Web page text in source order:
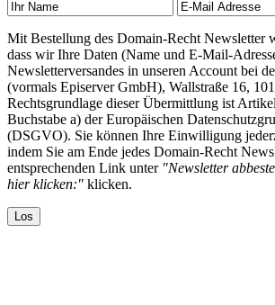
Mit Bestellung des Domain-Recht Newsletter
dass wir Ihre Daten (Name und E-Mail-
Newsletterversandes in unseren Account bei
(vormals Episerver GmbH), Wallstraße 16,
Rechtsgrundlage dieser Übermittlung ist
Buchstabe a) der Europäischen
(DSGVO). Sie können Ihre Einwilligung
indem Sie am Ende jedes Domain-Recht
entsprechenden Link unter "Newsletter
hier klicken:" klicken.